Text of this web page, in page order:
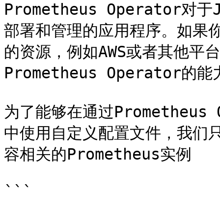
Prometheus Operator对于
部署和管理的应用程序。如
的资源，例如AWS或者其他平
Prometheus Operator的能
为了能够在通过
中使用自定义配置文件，我们
容相关的Prometheus实例
```